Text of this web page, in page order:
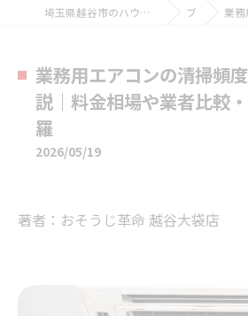
埼玉県越谷市のハウスクリーニングならおそうじ革命越谷大袋店 ブログ 業務用エア
業務用エアコンの清掃頻
説｜料金相場や業者比較
羅
2026/05/19
著者：おそうじ革命 越谷大袋店